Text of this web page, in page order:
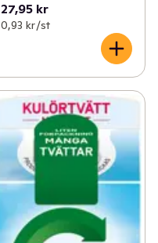
27,95 kr
0,93 kr /st